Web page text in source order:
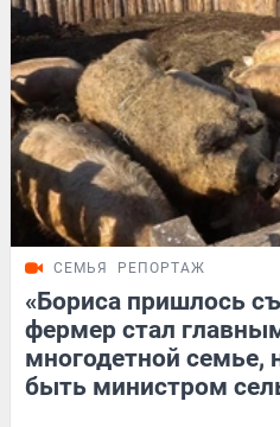
СЕМЬЯ РЕПОРТАЖ
«Бориса пришлось
фермер стал
многодетной семье,
быть министром